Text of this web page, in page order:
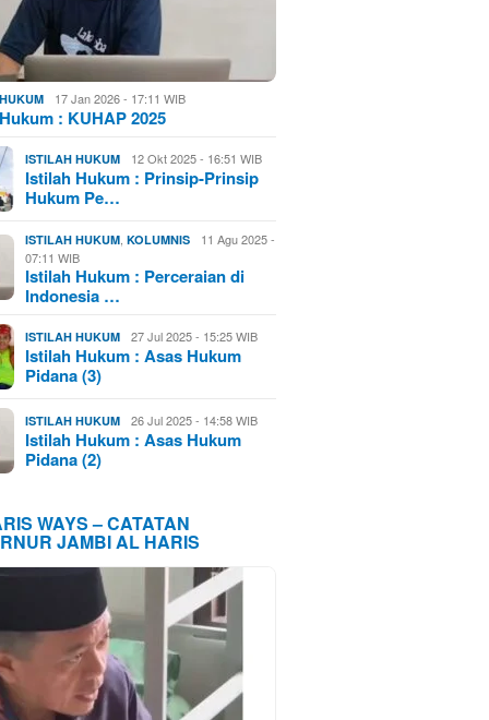
17 Jan 2026 - 17:11 WIB
: KUHAP 2025
ISTILAH HUKUM 12 Okt 2025 - 16:51 WIB
Istilah Hukum : Prinsip-Prinsip
Hukum Pe…
ISTILAH HUKUM ,KOLUMNIS
11 Agu 2025 -
07:11 WIB
Istilah Hukum : Perceraian di
Indonesia …
ISTILAH HUKUM 27 Jul 2025 - 15:25 WIB
Istilah Hukum : Asas Hukum
Pidana (3)
ISTILAH HUKUM 26 Jul 2025 - 14:58 WIB
Istilah Hukum : Asas Hukum
Pidana (2)
WAYS – CATATAN
JAMBI AL HARIS